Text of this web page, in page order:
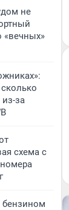
не
«вечных»
за
схема с
бензином